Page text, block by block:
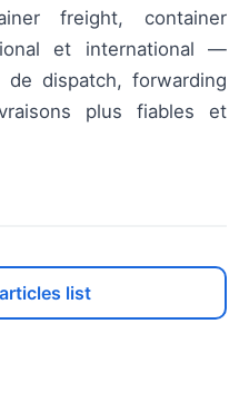
freight, container
et international —
dispatch, forwarding
plus fiables et
list